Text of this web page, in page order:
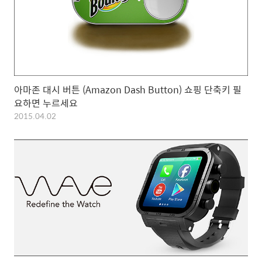
아마존 대시 버튼 (Amazon Dash Button) 쇼핑 단축키 필
요하면 누르세요
2015.04.02